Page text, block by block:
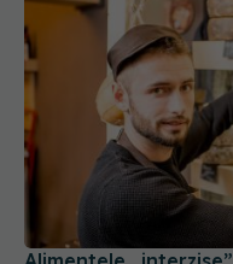
Alimentele
creierul: ce arată un
20 dec 2025, 15:00